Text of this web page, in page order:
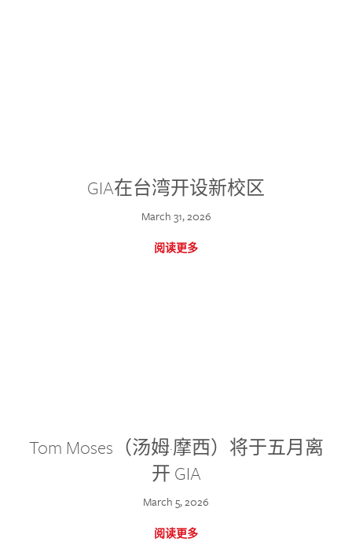
GIA在台湾开设新校区
March 31, 2026
阅读更多
Tom Moses（汤姆·摩西）将于五月离
开 GIA
March 5, 2026
阅读更多